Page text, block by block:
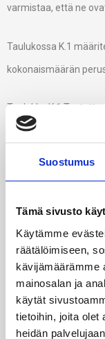
Suostumus
Tämä sivusto
Käytämme
räätälöimiseen,
kävijämäärämme
mainosalan ja
käytät
tietoihin, joita olet
heidän palvelujaan.
varmistaa, että ne
Taulukossa K.1
kokonaismäärän
Taulukko K.1
sprinklerityyppiä
Tarkastettavien
≤ 10 000 40
≤ 20 000 60
≤ 30 000 80 ≤ 40 000
Seuraavia